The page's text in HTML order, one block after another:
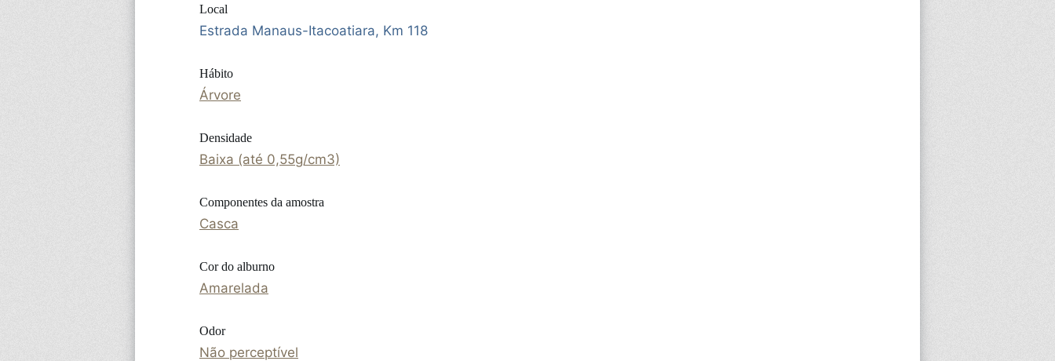
Local
Estrada Manaus-Itacoatiara, Km 118
Hábito
Árvore
Densidade
Baixa (até 0,55g/cm3)
Componentes da amostra
Casca
Cor do alburno
Amarelada
Odor
Não perceptível